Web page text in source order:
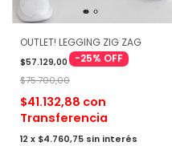
OUTLET! LEGGING ZIG ZAG
$57.129,00 -25% OFF
$75.700,00
$41.132,88 con
Transferencia
12 x $4.760,75 sin interés